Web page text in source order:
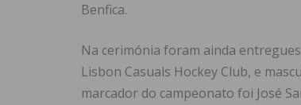
Benfica.
Na cerimónia foram ainda
Lisbon Casuals Hockey Club, e
marcador do campeonato foi José